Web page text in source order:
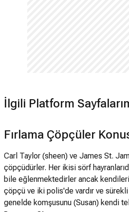
İlgili Platform
Fırlama Çöpçüler
Carl Taylor (sheen) ve James St.
çöpçüdürler. Her ikisi sörf
bile eğlenmektedirler ancak
çöpçü ve iki polis'de vardır ve sürekli
genelde komşusunu (Susan) kendi